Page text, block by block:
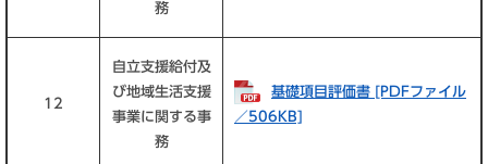
務
12
自立支援給付及
び地域生活支援
事業に関する事
務
基礎項目評価書 [PDFファイル
／506KB]